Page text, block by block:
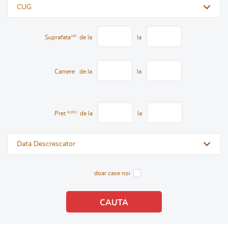
CUG
Suprafata MP de la la
Camere de la la
Pret EURO de la la
Data Descrescator
doar case noi